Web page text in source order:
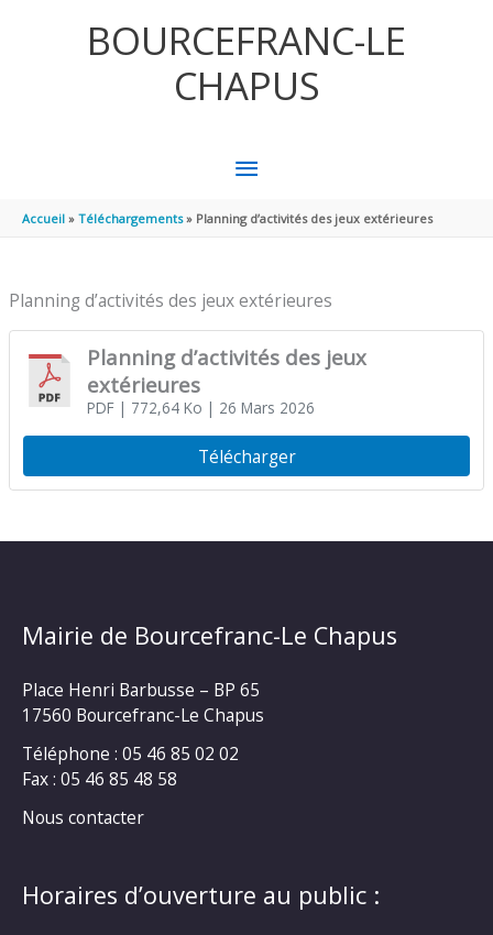
BOURCEFRANC-LE
CHAPUS
MENU
PRINCIPAL
Accueil Téléchargements Planning d’activités des jeux extérieures
Planning d’activités des jeux extérieures
Planning d’activités des jeux
extérieures
PDF| 772,64 Ko | 26 Mars 2026
Télécharger
Mairie de Bourcefranc-Le Chapus
Place Henri Barbusse – BP 65
17560 Bourcefranc-Le Chapus
Téléphone : 05 46 85 02 02
Fax : 05 46 85 48 58
Nous contacter
Horaires d’ouverture au public :